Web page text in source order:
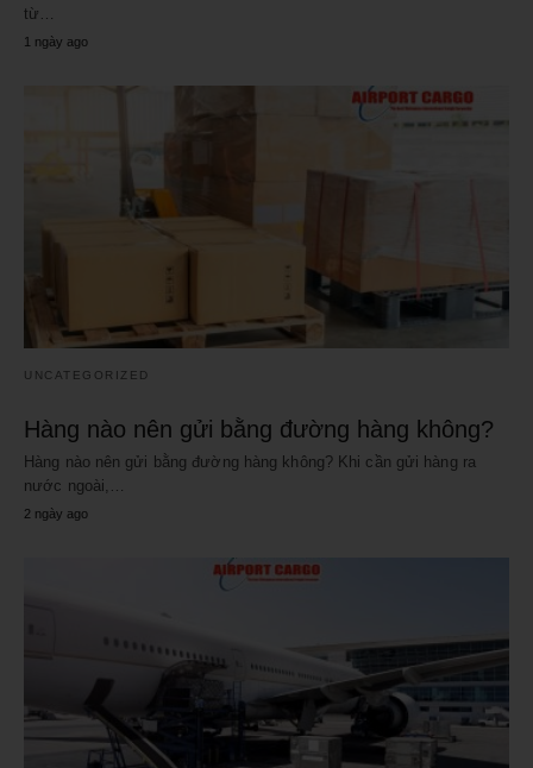
từ…
1 ngày ago
UNCATEGORIZED
Hàng nào nên gửi bằng đường hàng không?
Hàng nào nên gửi bằng đường hàng không? Khi cần gửi hàng ra
nước ngoài,…
2 ngày ago